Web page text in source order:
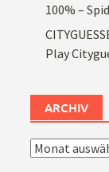
100% –
Play
ARCHIV
Archiv